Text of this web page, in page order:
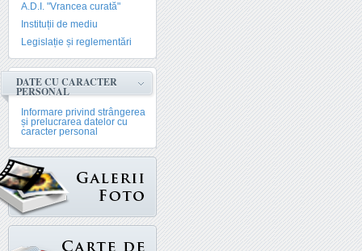
A.D.I. "Vrancea curată"
Instituții de mediu
Legislație și reglementări
DATE CU CARACTER
PERSONAL
Informare privind strângerea
și prelucrarea datelor cu
caracter personal